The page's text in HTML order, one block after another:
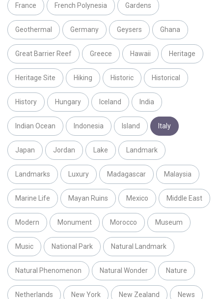
France French Polynesia Gardens
Geothermal Germany Geysers Ghana
Great Barrier Reef Greece Hawaii Heritage
Heritage Site Hiking Historic Historical
History Hungary Iceland India
Indian Ocean Indonesia Island Italy
Japan Jordan Lake Landmark
Landmarks Luxury Madagascar Malaysia
Marine Life Mayan Ruins Mexico Middle East
Modern Monument Morocco Museum
Music National Park Natural Landmark
Natural Phenomenon Natural Wonder Nature
Netherlands New York New Zealand News